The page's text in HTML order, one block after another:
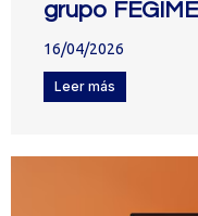
grupo
16/04/2026
Leer más